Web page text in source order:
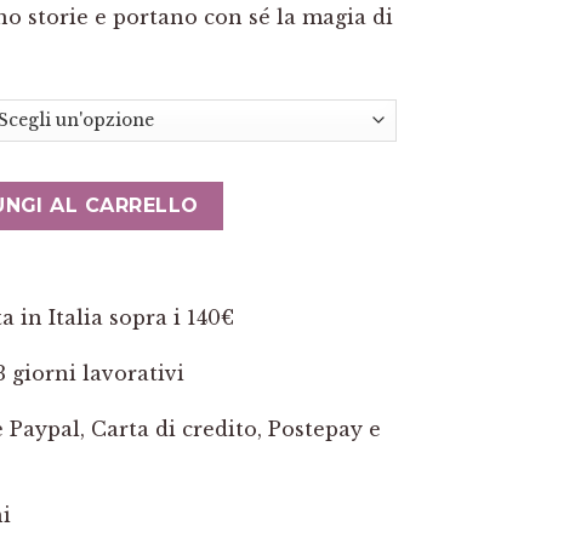
storie e portano con sé la magia di
rosso perla cicciotta e argento quantità
AL CARRELLO
in Italia sopra i 140€
giorni lavorativi
Carta di credito, Postepay e